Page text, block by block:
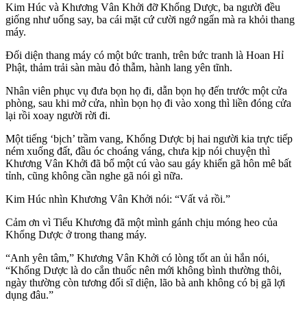
Kim Húc và Khương Vân Khởi đỡ Khổng Dược, ba người đều
giống như uống say, ba cái mặt cứ cười ngớ ngẩn mà ra khỏi thang
máy.
Đối diện thang máy có một bức tranh, trên bức tranh là Hoan Hỉ
Phật, thảm trải sàn màu đỏ thẫm, hành lang yên tĩnh.
Nhân viên phục vụ đưa bọn họ đi, dẫn bọn họ đến trước một cửa
phòng, sau khi mở cửa, nhìn bọn họ đi vào xong thì liền đóng cửa
lại rồi xoay người rời đi.
Một tiếng ‘bịch’ trầm vang, Khổng Dược bị hai người kia trực tiếp
ném xuống đất, đầu óc choáng váng, chưa kịp nói chuyện thì
Khương Vân Khởi đã bổ một cú vào sau gáy khiến gã hôn mê bất
tỉnh, cũng không cần nghe gã nói gì nữa.
Kim Húc nhìn Khương Vân Khởi nói: “Vất vả rồi.”
Cảm ơn vì Tiểu Khương đã một mình gánh chịu móng heo của
Khổng Dược ở trong thang máy.
“Anh yên tâm,” Khương Vân Khởi có lòng tốt an ủi hắn nói,
“Khổng Dược là do cắn thuốc nên mới không bình thường thôi,
ngày thường còn tương đối sĩ diện, lão bà anh không có bị gã lợi
dụng đâu.”